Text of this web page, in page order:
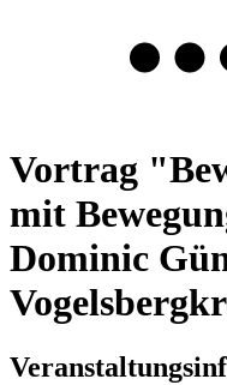
Vortrag
mit
Dominic